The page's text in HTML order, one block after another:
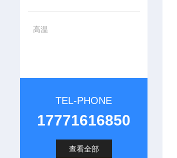
高温
TEL-PHONE
17771616850
查看全部